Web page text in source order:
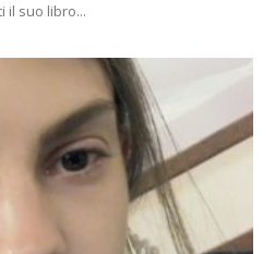
il suo libro...